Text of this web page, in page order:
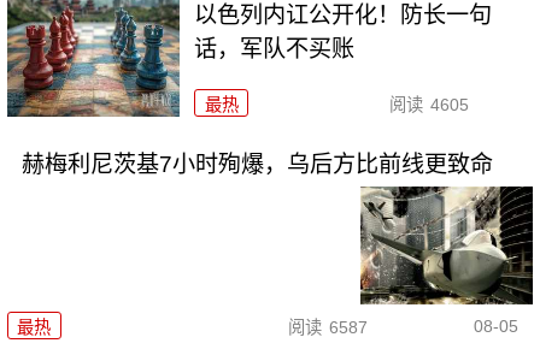
以色列内讧公开化！防长一句
话，军队不买账
最热 阅读 4605
赫梅利尼茨基7小时殉爆，乌后方比前线更致命
最热 阅读 6587 08-05